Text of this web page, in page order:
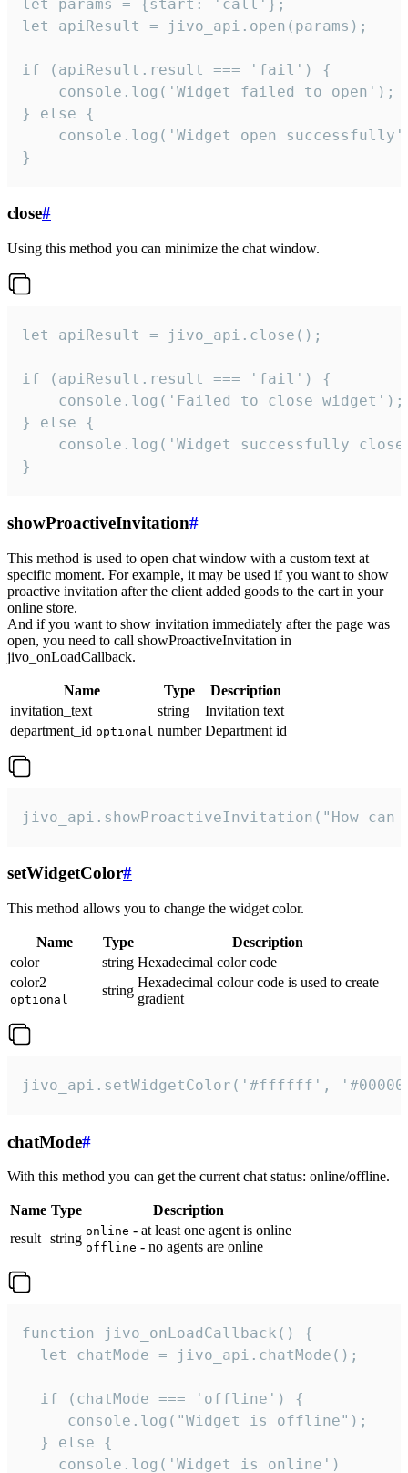
let params = {start: 'call'};
let apiResult = jivo_api.open(params);
if (apiResult.result === 'fail') {
    console.log('Widget failed to open');
} else {
console.log('Widget open
}
close#
Using this method you can minimize the chat window.
let apiResult = jivo_api.close();
if (apiResult.result === 'fail') {
    console.log('Failed to close widget');
} else {
console.log('Widget successfully
}
showProactiveInvitation#
This method is used to open chat window with a custom text at
specific moment. For example, it may be used if you want to show
proactive invitation after the client added goods to the cart in your
online store.
And if you want to show invitation immediately after the page was
open, you need to call showProactiveInvitation in
jivo_onLoadCallback.
Name Type
Description
invitation_text
string
Invitation text
department_id optional number Department id
jivo_api.showProactiveInvitation("How
setWidgetColor#
This method allows you to change the widget color.
Name Type
Description
color
string Hexadecimal color code
color2
optional
string
Hexadecimal colour code is used to create
gradient
jivo_api.setWidgetColor('#ffffff',
chatMode#
With this method you can get the current chat status: online/offline.
Name Type
Description
result string online - at least one agent is online
offline - no agents are online
function jivo_onLoadCallback() {
  let chatMode = jivo_api.chatMode();
  if (chatMode === 'offline') {
     console.log("Widget is offline");
  } else {
    console.log('Widget is online')